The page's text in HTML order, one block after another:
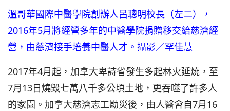
溫哥華國際中醫學院創辦人呂聰明校長（左二），
2016年5月將經營多年的中醫學院捐贈移交給慈濟經
營，由慈濟接手培養中醫人才。攝影／罕佳慧
2017年4月起，加拿大卑詩省發生多起林火延燒，至
7月13日燒毀七萬八千多公頃土地，更吞噬了許多人
的家園。加拿大慈濟志工勘災後，由人醫會自7月16